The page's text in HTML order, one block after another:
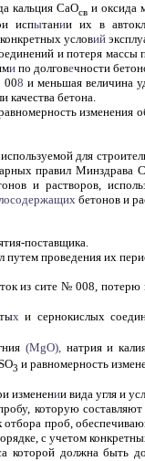
кальция СаОсв и оксида
испытании их в
условий
и потеря массы
и по долговечности
008 и меньшая величина
качества бетона.
изменения
для
правил Минздрава
и растворов,
бетонов и
поставщика.
путем проведения их
из сите № 008,
хи сернокислых
(МgО), натрия и
3 и равномерность
изменении вида угля и
которую
проб,
с учетом
должна быть